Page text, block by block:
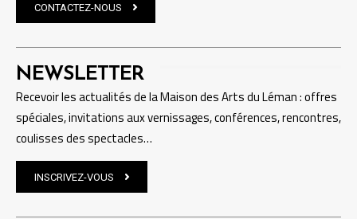
CONTACTEZ-NOUS
NEWSLETTER
Recevoir les actualités de la Maison des Arts du Léman : offres
spéciales, invitations aux vernissages, conférences, rencontres,
coulisses des spectacles…
INSCRIVEZ-VOUS